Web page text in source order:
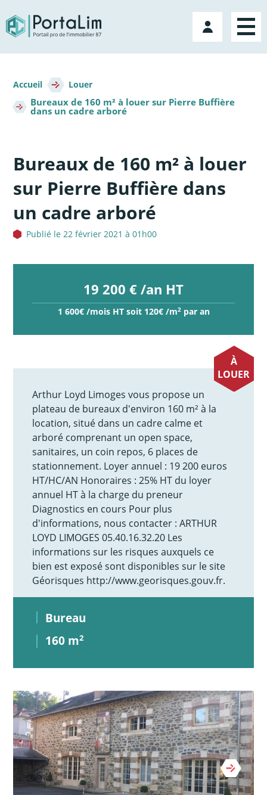
directement
au
contenu
Mon
compte
d'Ariane
Accueil Louer
Bureaux de 160 m² à louer sur Pierre Buffière
dans un cadre arboré
Bureaux de 160 m² à louer
sur Pierre Buffière dans
un cadre arboré
Publié le 22 février 2021 à 01h00
19 200 € /an HT
1 600€ /mois HT soit 120€ /m2par an
À
LOUER
Arthur Loyd Limoges vous propose un
plateau de bureaux d'environ 160 m² à la
location, situé dans un cadre calme et
arboré comprenant un open space,
sanitaires, un coin repos, 6 places de
stationnement. Loyer annuel : 19 200 euros
HT/HC/AN Honoraires : 25% HT du loyer
annuel HT à la charge du preneur
Diagnostics en cours Pour plus
d'informations, nous contacter : ARTHUR
LOYD LIMOGES 05.40.16.32.20 Les
informations sur les risques auxquels ce
bien est exposé sont disponibles sur le site
Géorisques http://www.georisques.gouv.fr.
Bureau
160 m2